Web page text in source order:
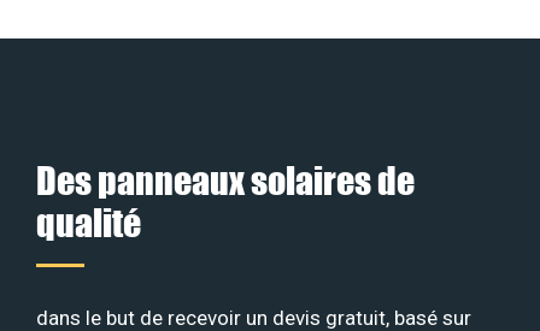
Des panneaux solaires de
qualité
dans le but de recevoir un devis gratuit, basé sur